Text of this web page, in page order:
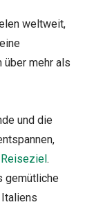
weltweit,
über mehr als
und die
Reiseziel.
gemütliche